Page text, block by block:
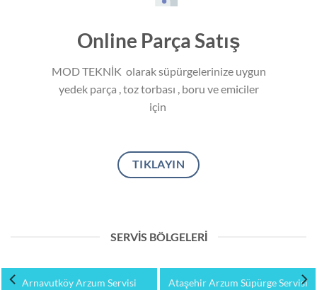
Online Parça Satış
MOD TEKNİK olarak süpürgelerinize uygun
yedek parça , toz torbası , boru ve emiciler
için
TIKLAYIN
SERVIS BÖLGELERI
Arnavutköy Arzum Servisi Ataşehir Arzum Süpürge Servisi